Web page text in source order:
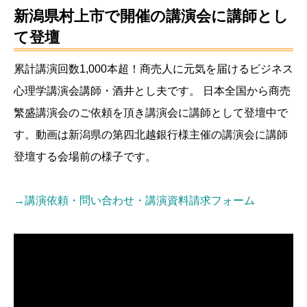
新潟県村上市で開催の講演会に講師とし
て登壇
累計講演回数1,000本超！商売人に元気を届けるビジネス
心理学講演会講師・酒井とし夫です。 日本全国から商売
繁盛講演会のご依頼を頂き講演会に講師として登壇中で
す。動画は新潟県の第四北越銀行様主催の講演会に講師
登壇する会場前の様子です。
→講演依頼・問い合わせ・講演資料請求フォーム